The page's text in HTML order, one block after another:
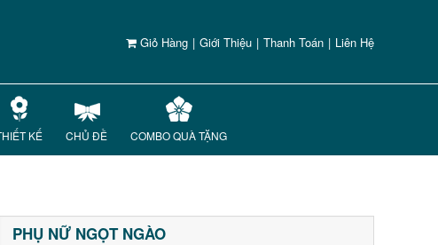
Giỏ Hàng | Giới Thiệu | Thanh Toán | Liên Hệ
KẾ CHỦ ĐỀ COMBO QUÀ TẶNG
PHỤ NỮ NGỌT NGÀO